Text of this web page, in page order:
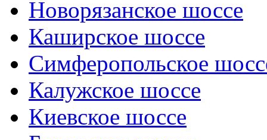
Новорязанское шоссе
Каширское шоссе
Симферопольское
Калужское шоссе
Киевское шоссе